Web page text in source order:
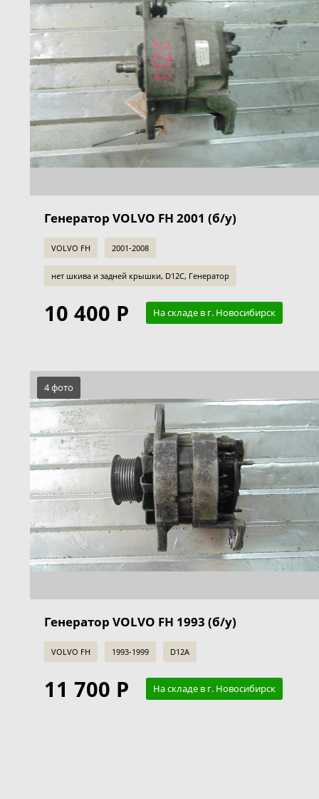
Генератор VOLVO FH 2001 (б/у)
VOLVO FH 2001-2008
нет шкива и задней крышки, D12C, Генератор
10 400 Р На складе в г. Новосибирск
4 фото
Генератор VOLVO FH 1993 (б/у)
VOLVO FH 1993-1999 D12A
11 700 Р На складе в г. Новосибирск